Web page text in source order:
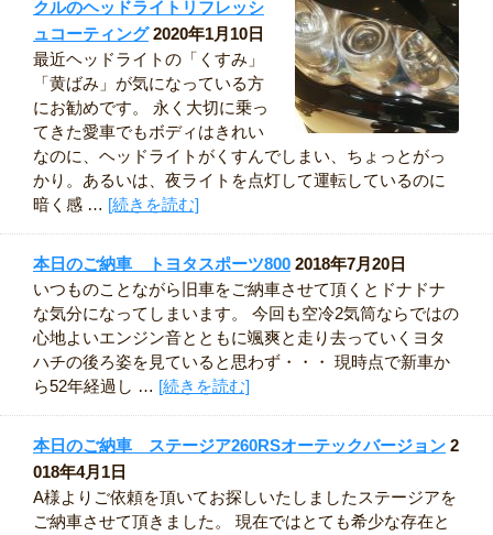
クルのヘッドライトリフレッシ
ュコーティング 2020年1月10日
最近ヘッドライトの「くすみ」
「黄ばみ」が気になっている方
にお勧めです。 永く大切に乗っ
てきた愛車でもボディはきれい
なのに、ヘッドライトがくすんでしまい、ちょっとがっ
かり。あるいは、夜ライトを点灯して運転しているのに
暗く感 … [続きを読む]
本日のご納車 トヨタスポーツ800 2018年7月20日
いつものことながら旧車をご納車させて頂くとドナドナ
な気分になってしまいます。 今回も空冷2気筒ならではの
心地よいエンジン音とともに颯爽と走り去っていくヨタ
ハチの後ろ姿を見ていると思わず・・・ 現時点で新車か
ら52年経過し … [続きを読む]
本日のご納車 ステージア260RSオーテックバージョン 2
018年4月1日
A様よりご依頼を頂いてお探しいたしましたステージアを
ご納車させて頂きました。 現在ではとても希少な存在と